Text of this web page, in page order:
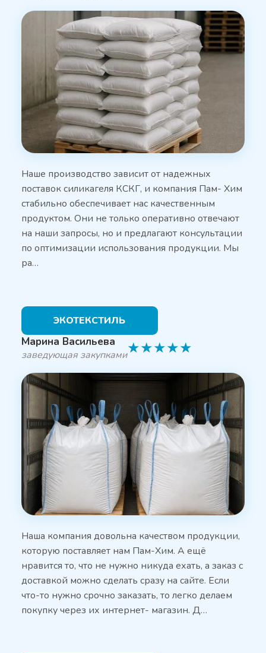
Наше производство зависит от надежных
поставок силикагеля КСКГ, и компания Пам- Хим
стабильно обеспечивает нас качественным
продуктом. Они не только оперативно отвечают
на наши запросы, но и предлагают консультации
по оптимизации использования продукции. Мы
ра…
ЭКОТЕКСТИЛЬ
Марина Васильева
заведующая закупками★★★★★
Наша компания довольна качеством продукции,
которую поставляет нам Пам-Хим. А ещё
нравится то, что не нужно никуда ехать, а заказ с
доставкой можно сделать сразу на сайте. Если
что-то нужно срочно заказать, то легко делаем
покупку через их интернет- магазин. Д…